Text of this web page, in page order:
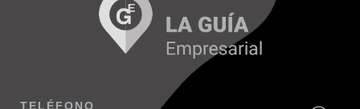
TELÉFONO